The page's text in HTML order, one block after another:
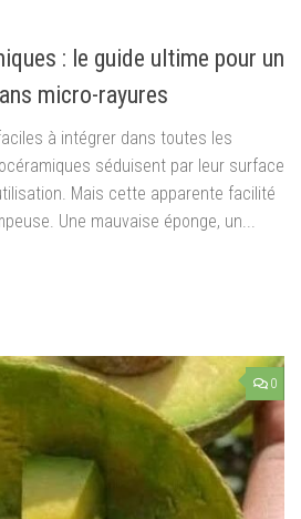
: le guide ultime pour un
micro-rayures
à intégrer dans toutes les
séduisent par leur surface
Mais cette apparente facilité
Une mauvaise éponge, un...
0